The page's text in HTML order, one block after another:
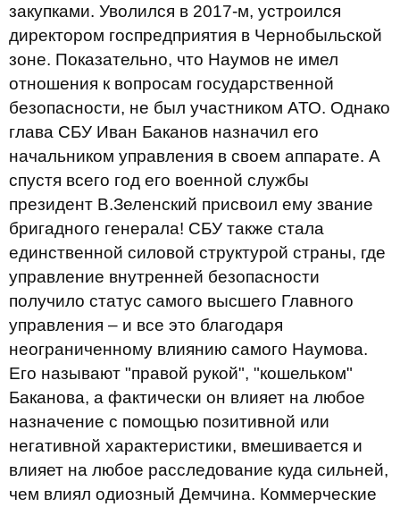
закупками. Уволился в 2017-м, устроился
директором госпредприятия в Чернобыльской
зоне. Показательно, что Наумов не имел
отношения к вопросам государственной
безопасности, не был участником АТО. Однако
глава СБУ Иван Баканов назначил его
начальником управления в своем аппарате. А
спустя всего год его военной службы
президент В.Зеленский присвоил ему звание
бригадного генерала! СБУ также стала
единственной силовой структурой страны, где
управление внутренней безопасности
получило статус самого высшего Главного
управления – и все это благодаря
неограниченному влиянию самого Наумова.
Его называют "правой рукой", "кошельком"
Баканова, а фактически он влияет на любое
назначение с помощью позитивной или
негативной характеристики, вмешивается и
влияет на любое расследование куда сильней,
чем влиял одиозный Демчина. Коммерческие